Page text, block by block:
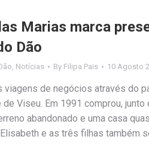
Marias marca
Dão
, Notícias By Filipa Pais 10 Agosto
viagens de negócios através do
Viseu. Em 1991 comprou, junto
abandonado e uma casa
e as três filhas também